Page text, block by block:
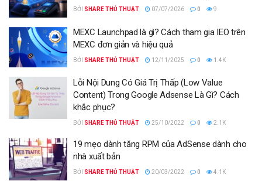
BỞI SHARE THỦ THUẬT 07/07/2026 0 9
MEXC Launchpad là gì? Cách tham gia IEO trên
MEXC đơn giản và hiệu quả
BỞI SHARE THỦ THUẬT 12/11/2025 0 1.4K
Lỗi Nội Dung Có Giá Trị Thấp (Low Value
Content) Trong Google Adsense Là Gì? Cách
khắc phục?
BỞI SHARE THỦ THUẬT 25/10/2022 0 2.1K
19 mẹo dành tăng RPM của AdSense dành cho
nhà xuất bản
BỞI SHARE THỦ THUẬT 20/03/2022 0 4.1K